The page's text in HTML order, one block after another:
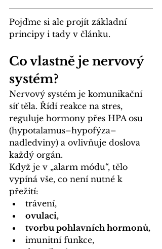
Pojďme si ale projít základní
principy i tady v článku.
Co vlastně je nervový
systém?
Nervový systém je komunikační
síť těla. Řídí reakce na stres,
reguluje hormony přes HPA osu
(hypotalamus–hypofýza–
nadledviny) a ovlivňuje doslova
každý orgán.
Když je v „alarm módu“, tělo
vypíná vše, co není nutné k
přežití:
trávení,
ovulaci,
tvorbu pohlavních hormonů,
imunitní funkce,